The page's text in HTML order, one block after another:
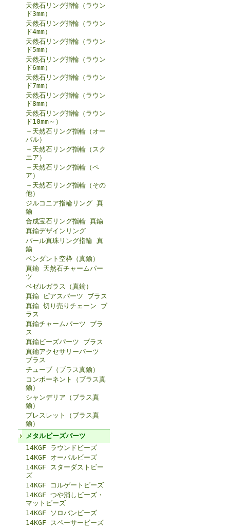
天然石リング指輪（ラウン
ド3mm）
天然石リング指輪（ラウン
ド4mm）
天然石リング指輪（ラウン
ド5mm）
天然石リング指輪（ラウン
ド6mm）
天然石リング指輪（ラウン
ド7mm）
天然石リング指輪（ラウン
ド8mm）
天然石リング指輪（ラウン
ド10mm～）
＋天然石リング指輪（オー
バル）
＋天然石リング指輪（スク
エア）
＋天然石リング指輪（ペ
ア）
＋天然石リング指輪（その
他）
ジルコニア指輪リング 真
鍮
合成宝石リング指輪 真鍮
真鍮デザインリング
パール真珠リング指輪 真
鍮
ペンダント空枠（真鍮）
真鍮 天然石チャームパー
ツ
ベゼルガラス（真鍮）
真鍮 ピアスパーツ ブラス
真鍮 切り売りチェーン ブ
ラス
真鍮チャームパーツ ブラ
ス
真鍮ビーズパーツ ブラス
真鍮アクセサリーパーツ
ブラス
チューブ（ブラス真鍮）
コンポーネント（ブラス真
鍮）
シャンデリア（ブラス真
鍮）
ブレスレット（ブラス真
鍮）
メタルビーズパーツ
14KGF ラウンドビーズ
14KGF オーバルビーズ
14KGF スターダストビー
ズ
14KGF コルゲートビーズ
14KGF つや消しビーズ・
マットビーズ
14KGF ソロバンビーズ
14KGF スペーサービーズ